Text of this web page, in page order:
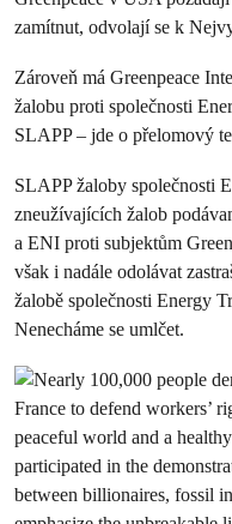
zamítnut, odvolají se k
Zároveň má Greenpeace
žalobu proti společnosti
SLAPP – jde o přelomový
SLAPP žaloby společnosti
zneužívajících žalob
a ENI proti subjektům
však i nadále odolávat
žalobě společnosti Energy
Nenecháme se umlčet.